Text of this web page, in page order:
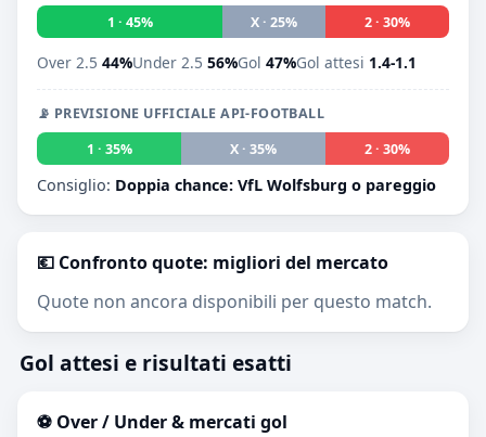
1 · 45% X · 25% 2 · 30%
Over 2.5 44%Under 2.5 56%Gol 47%Gol attesi 1.4-1.1
📡 PREVISIONE UFFICIALE API-FOOTBALL
1 · 35%
X · 35% 2 · 30%
Consiglio: Doppia chance: VfL Wolfsburg o pareggio
💶 Confronto quote: migliori del mercato
Quote non ancora disponibili per questo match.
Gol attesi e risultati esatti
⚽ Over / Under & mercati gol